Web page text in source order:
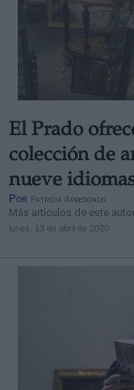
El Prado
colección de
nueve
Por Patricia Arredondo
Más artículos de este
lunes, 13 de abril de 2020